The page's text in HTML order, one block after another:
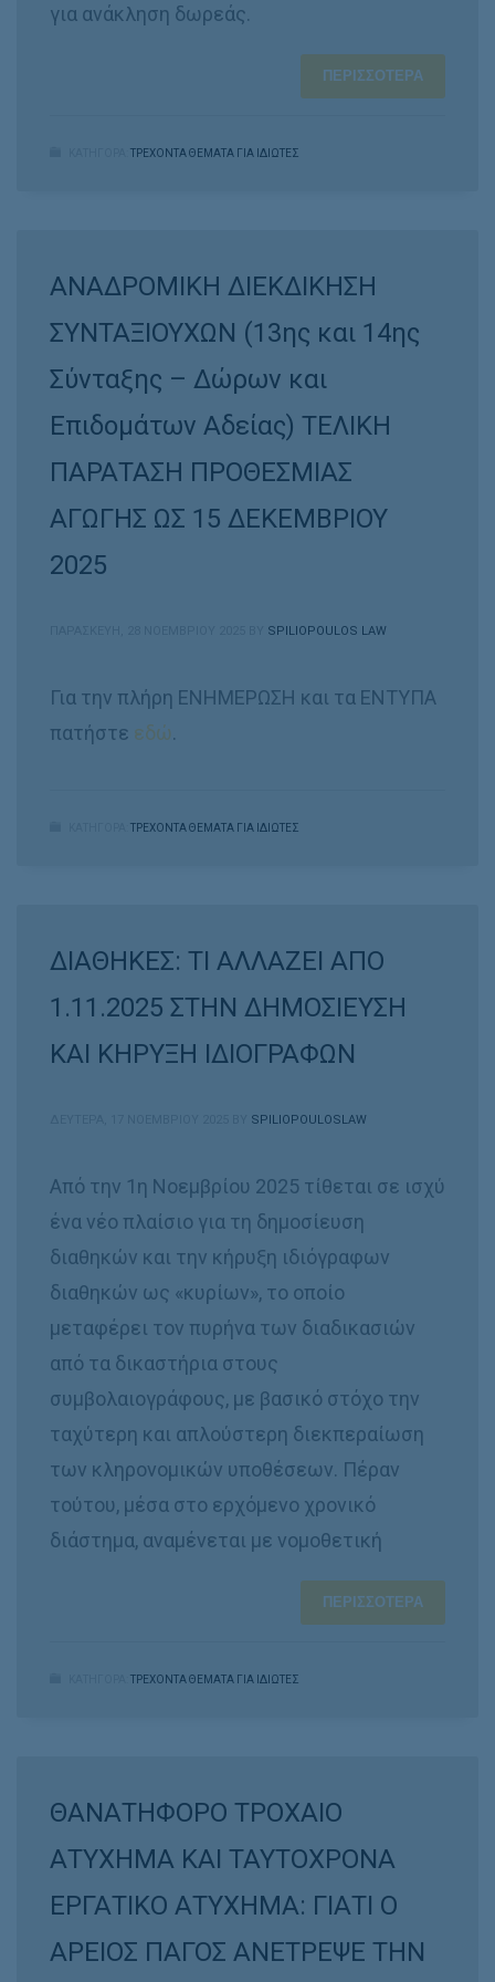
για ανάκληση δωρεάς.
ΠΕΡΙΣΣΌΤΕΡΑ
ΤΡΕΧΟΝΤΑ ΘΕΜΑΤΑ ΓΙΑ ΙΔΙΩΤΕΣ
ΑΝΑΔΡΟΜΙΚΗ ΔΙΕΚΔΙΚΗΣΗ
ΣΥΝΤΑΞΙΟΥΧΩΝ (13ης και 14ης
Σύνταξης – Δώρων και
Επιδομάτων Αδείας) ΤΕΛΙΚΗ
ΠΑΡΑΤΑΣΗ ΠΡΟΘΕΣΜΙΑΣ
ΑΓΩΓΗΣ ΩΣ 15 ΔΕΚΕΜΒΡΙΟΥ
2025
SPILIOPOULOS LAW
Για την πλήρη ΕΝΗΜΕΡΩΣΗ και τα ΕΝΤΥΠΑ
πατήστε εδώ.
ΤΡΕΧΟΝΤΑ ΘΕΜΑΤΑ ΓΙΑ ΙΔΙΩΤΕΣ
ΔΙΑΘΗΚΕΣ: ΤΙ ΑΛΛΑΖΕΙ ΑΠΟ
1.11.2025 ΣΤΗΝ ΔΗΜΟΣΙΕΥΣΗ
ΚΑΙ ΚΗΡΥΞΗ ΙΔΙΟΓΡΑΦΩΝ
SPILIOPOULOSLAW
Από την 1η Νοεμβρίου 2025 τίθεται σε ισχύ
ένα νέο πλαίσιο για τη δημοσίευση
διαθηκών και την κήρυξη ιδιόγραφων
διαθηκών ως «κυρίων», το οποίο
μεταφέρει τον πυρήνα των διαδικασιών
από τα δικαστήρια στους
συμβολαιογράφους, με βασικό στόχο την
ταχύτερη και απλούστερη διεκπεραίωση
των κληρονομικών υποθέσεων. Πέραν
τούτου, μέσα στο ερχόμενο χρονικό
διάστημα, αναμένεται με νομοθετική
ΠΕΡΙΣΣΌΤΕΡΑ
ΤΡΕΧΟΝΤΑ ΘΕΜΑΤΑ ΓΙΑ ΙΔΙΩΤΕΣ
ΘΑΝΑΤΗΦΟΡΟ ΤΡΟΧΑΙΟ
ΑΤΥΧΗΜΑ ΚΑΙ ΤΑΥΤΟΧΡΟΝΑ
ΕΡΓΑΤΙΚΟ ΑΤΥΧΗΜΑ: ΓΙΑΤΙ Ο
ΑΡΕΙΟΣ ΠΑΓΟΣ ΑΝΕΤΡΕΨΕ ΤΗΝ